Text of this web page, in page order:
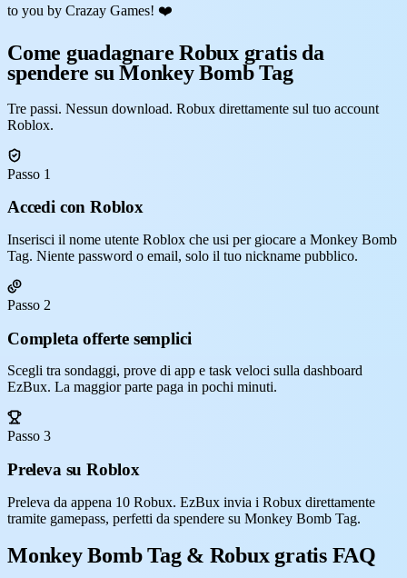
to you by Crazay Games! ❤️
Come guadagnare Robux gratis da
spendere su Monkey Bomb Tag
Tre passi. Nessun download. Robux direttamente sul tuo account
Roblox.
Passo 1
Accedi con Roblox
Inserisci il nome utente Roblox che usi per giocare a Monkey Bomb
Tag. Niente password o email, solo il tuo nickname pubblico.
Passo 2
Completa offerte semplici
Scegli tra sondaggi, prove di app e task veloci sulla dashboard
EzBux. La maggior parte paga in pochi minuti.
Passo 3
Preleva su Roblox
Preleva da appena 10 Robux. EzBux invia i Robux direttamente
tramite gamepass, perfetti da spendere su Monkey Bomb Tag.
Monkey Bomb Tag & Robux gratis FAQ